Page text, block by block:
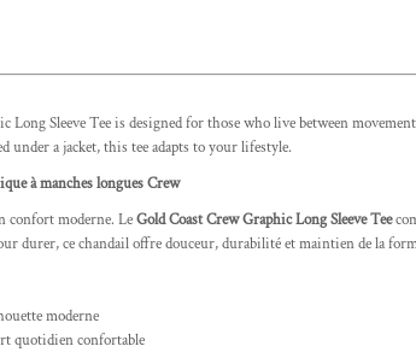
Long Sleeve Tee is designed for those who live between
under a jacket, this tee adapts to your lifestyle.
à manches longues Crew
confort moderne. LeGold Coast Crew Graphic Long Sleeve Tee
durer, ce chandail offre douceur, durabilité et maintien de la
moderne
quotidien confortable